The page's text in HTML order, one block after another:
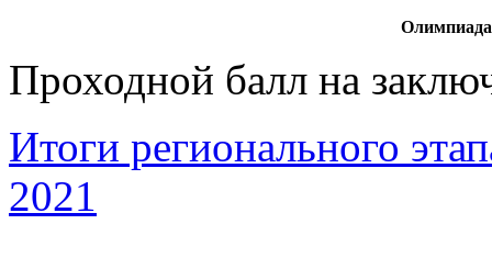
Проходной балл на
Итоги регионального
2021